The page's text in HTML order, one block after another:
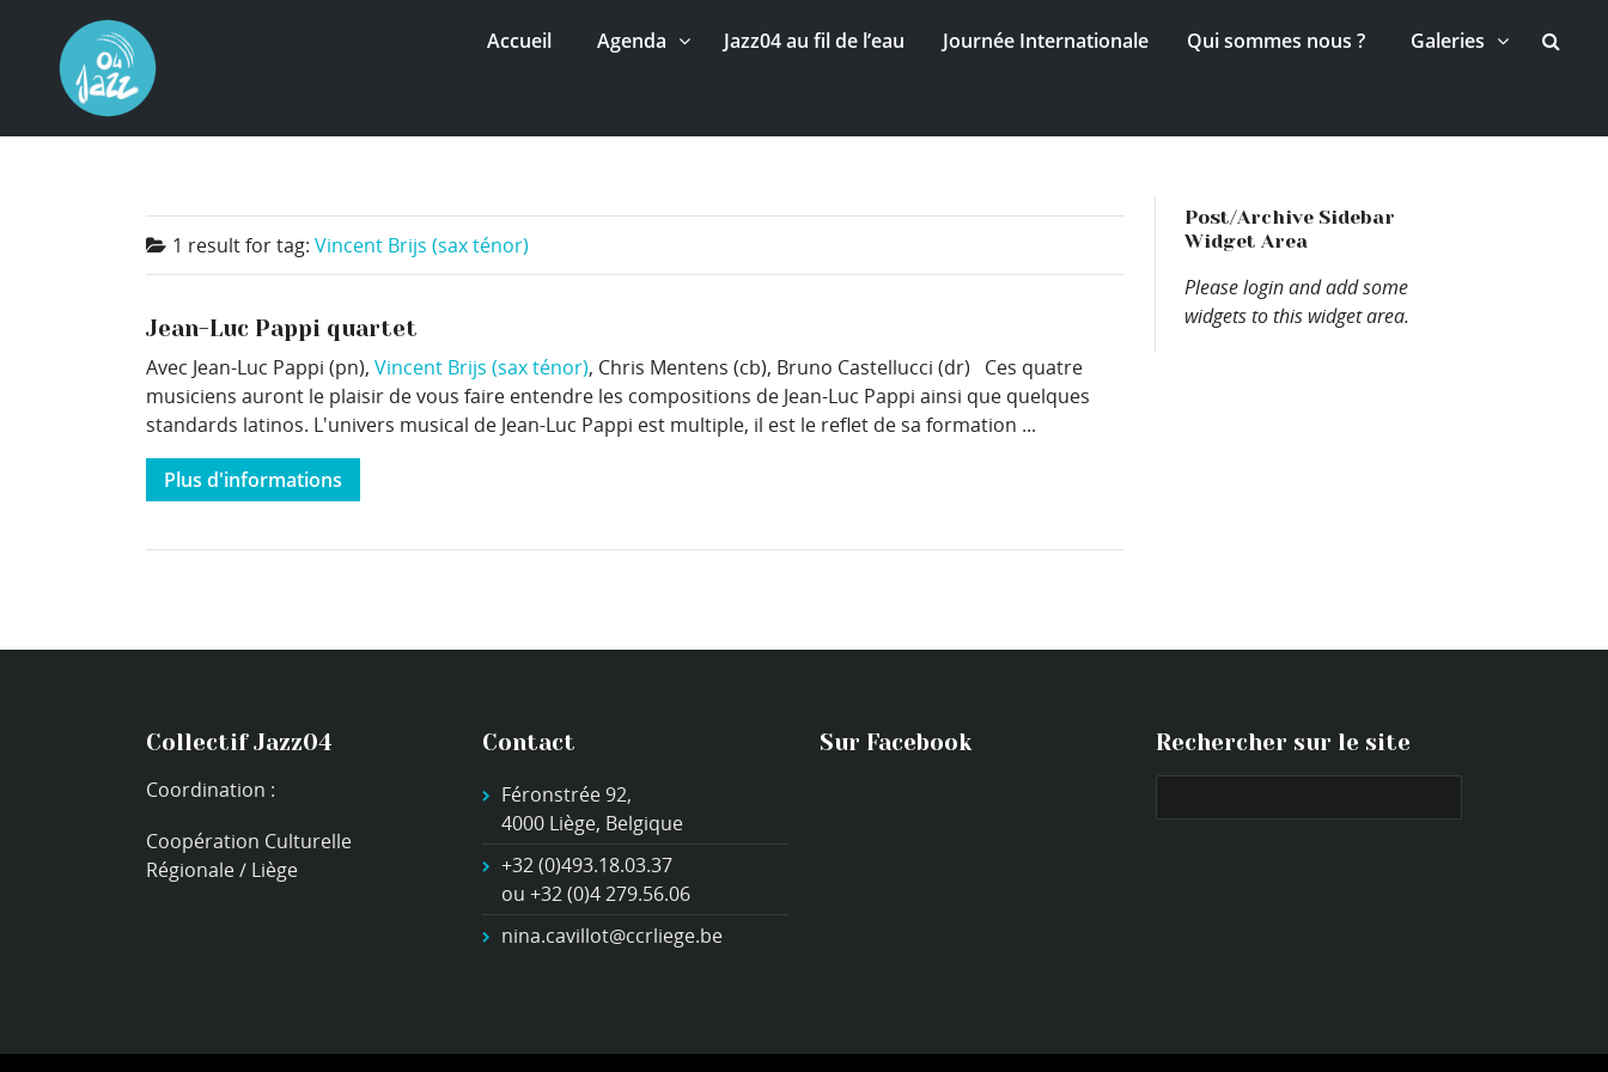
Accueil Agenda Jazz04 au fil de l’eau Journée Internationale Qui sommes nous ? Galeries
1 result fortag: Vincent Brijs (sax ténor)
Jean-Luc Pappi quartet
Avec Jean-Luc Pappi (pn), Vincent Brijs (sax ténor), Chris Mentens (cb), Bruno Castellucci (dr) Ces quatre
musiciens auront le plaisir de vous faire entendre les compositions de Jean-Luc Pappi ainsi que quelques
standards latinos. L'univers musical de Jean-Luc Pappi est multiple, il est le reflet de sa formation ...
Plus d'informations
Post/Archive Sidebar
Widget Area
Please login and add some
widgets to this widget area.
Collectif Jazz04
Coordination :
Coopération Culturelle
Régionale / Liège
Contact
Féronstrée 92,
4000 Liège, Belgique
+32 (0)493.18.03.37
ou +32 (0)4 279.56.06
nina.cavillot@ccrliege.be
Sur Facebook Rechercher sur le site